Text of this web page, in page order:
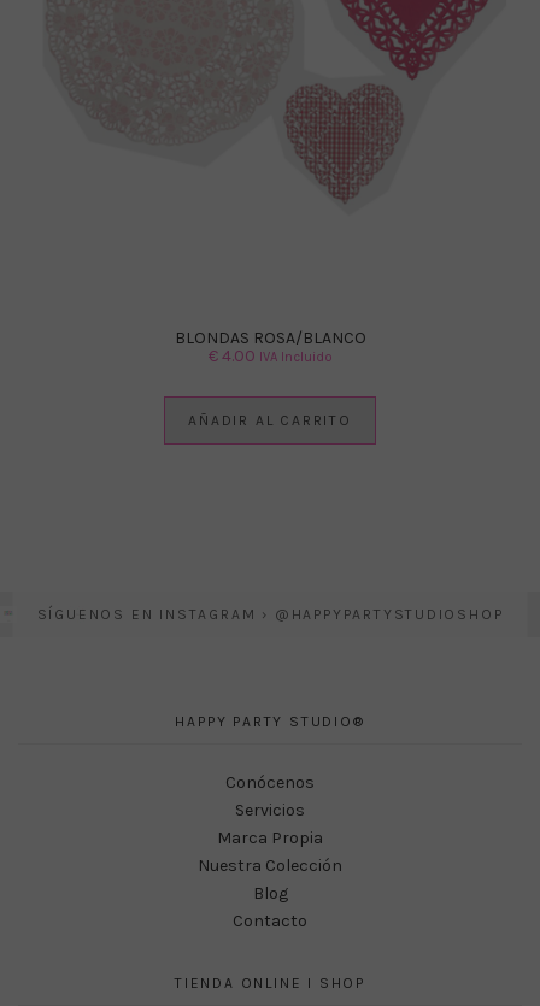
BLONDAS ROSA/BLANCO
€4.00 IVA Incluido
AÑADIR AL CARRITO
SÍGUENOS EN INSTAGRAM › @HAPPYPARTYSTUDIOSHOP
HAPPY PARTY STUDIO®
Conócenos
Servicios
Marca Propia
Nuestra Colección
Blog
Contacto
TIENDA ONLINE I SHOP